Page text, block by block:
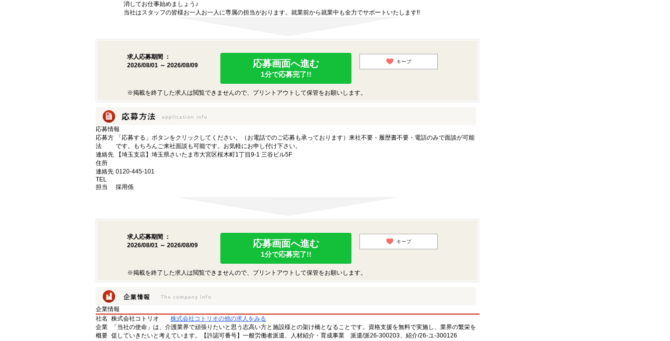
消してお仕事始めましょう♪
当社はスタッフの皆様お一人お一人に専属の担当がおります。就業前から就業中も全力でサポートいたします!!
求人応募期間 ：
2026/08/01 ～ 2026/08/09
応募画面へ進む
1分で応募完了!!
キープ
※掲載を終了した求人は閲覧できませんので、プリントアウトして保管をお願いします。
応募情報
応募方
法
「応募する」ボタンをクリックしてください。（お電話でのご応募も承っております）来社不要・履歴書不要・電話のみで面談が可能
です。もちろんご来社面談も可能です。お気軽にお申し付け下さい。
連絡先
住所
【埼玉支店】埼玉県さいたま市大宮区桜木町1丁目9-1 三谷ビル5F
連絡先
TEL
0120-445-101
担当 採用係
求人応募期間 ：
2026/08/01 ～ 2026/08/09
応募画面へ進む
1分で応募完了!!
キープ
※掲載を終了した求人は閲覧できませんので、プリントアウトして保管をお願いします。
企業情報
社名
株式会社コトリオ
株式会社コトリオの他の求人をみる
企業
概要
「当社の使命」は、介護業界で頑張りたいと思う志高い方と施設様との架け橋となることです。資格支援を無料で実施し、業界の繁栄を
促していきたいと考えています。【許認可番号】一般労働者派遣、人材紹介・育成事業 派遣/派26-300203、紹介/26-ユ-300126